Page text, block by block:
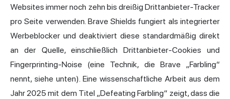
Websites immer noch zehn bis dreißig Drittanbieter-Tracker
pro Seite verwenden. Brave Shields fungiert als integrierter
Werbeblocker und deaktiviert diese standardmäßig direkt
an der Quelle, einschließlich Drittanbieter-Cookies und
Fingerprinting-Noise (eine Technik, die Brave „Farbling“
nennt, siehe unten). Eine wissenschaftliche Arbeit aus dem
Jahr 2025 mit dem Titel „Defeating Farbling“ zeigt, dass die